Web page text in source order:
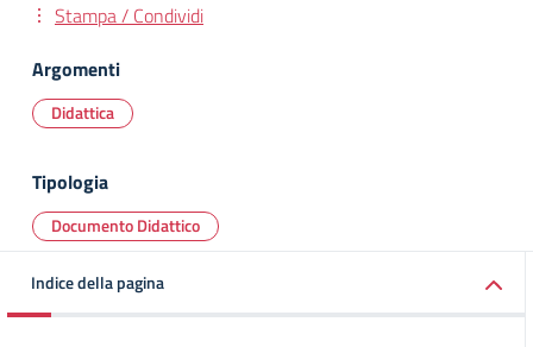
Stampa / Condividi
Argomenti
Didattica
Tipologia
Documento Didattico
Indice della pagina